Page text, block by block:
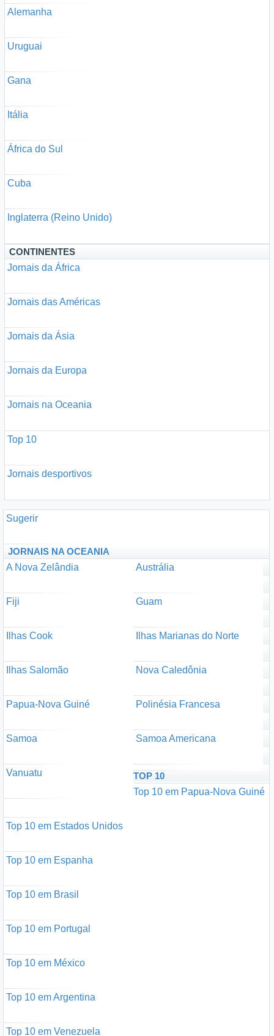
Alemanha
Uruguai
Gana
Itália
África do Sul
Cuba
Inglaterra (Reino Unido)
CONTINENTES
Jornais da África
Jornais das Américas
Jornais da Ásia
Jornais da Europa
Jornais na Oceania
Top 10
Jornais desportivos
Sugerir
JORNAIS NA OCEANIA
A Nova Zelândia
Austrália
Fiji Guam
Ilhas Cook Ilhas Marianas do Norte
Ilhas Salomão Nova Caledônia
Papua-Nova Guiné Polinésia Francesa
Samoa Samoa Americana
Vanuatu
TOP 10
Top 10 em Papua-Nova Guiné
Top 10 em Estados Unidos
Top 10 em Espanha
Top 10 em Brasil
Top 10 em Portugal
Top 10 em México
Top 10 em Argentina
Top 10 em Venezuela